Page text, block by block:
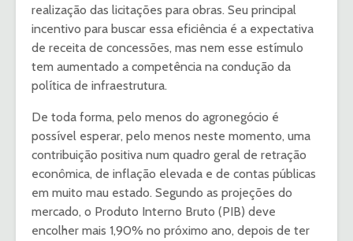
realização das licitações para obras. Seu principal
incentivo para buscar essa eficiência é a expectativa
de receita de concessões, mas nem esse estímulo
tem aumentado a competência na condução da
política de infraestrutura.
De toda forma, pelo menos do agronegócio é
possível esperar, pelo menos neste momento, uma
contribuição positiva num quadro geral de retração
econômica, de inflação elevada e de contas públicas
em muito mau estado. Segundo as projeções do
mercado, o Produto Interno Bruto (PIB) deve
encolher mais 1,90% no próximo ano, depois de ter